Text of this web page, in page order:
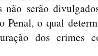
não serão
Penal, o qual
dos crimes